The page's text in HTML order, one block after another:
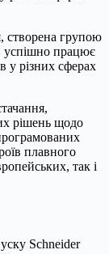
створена групою
успішно працює
у різних сферах
рішень щодо
плавного
так і
Schneider